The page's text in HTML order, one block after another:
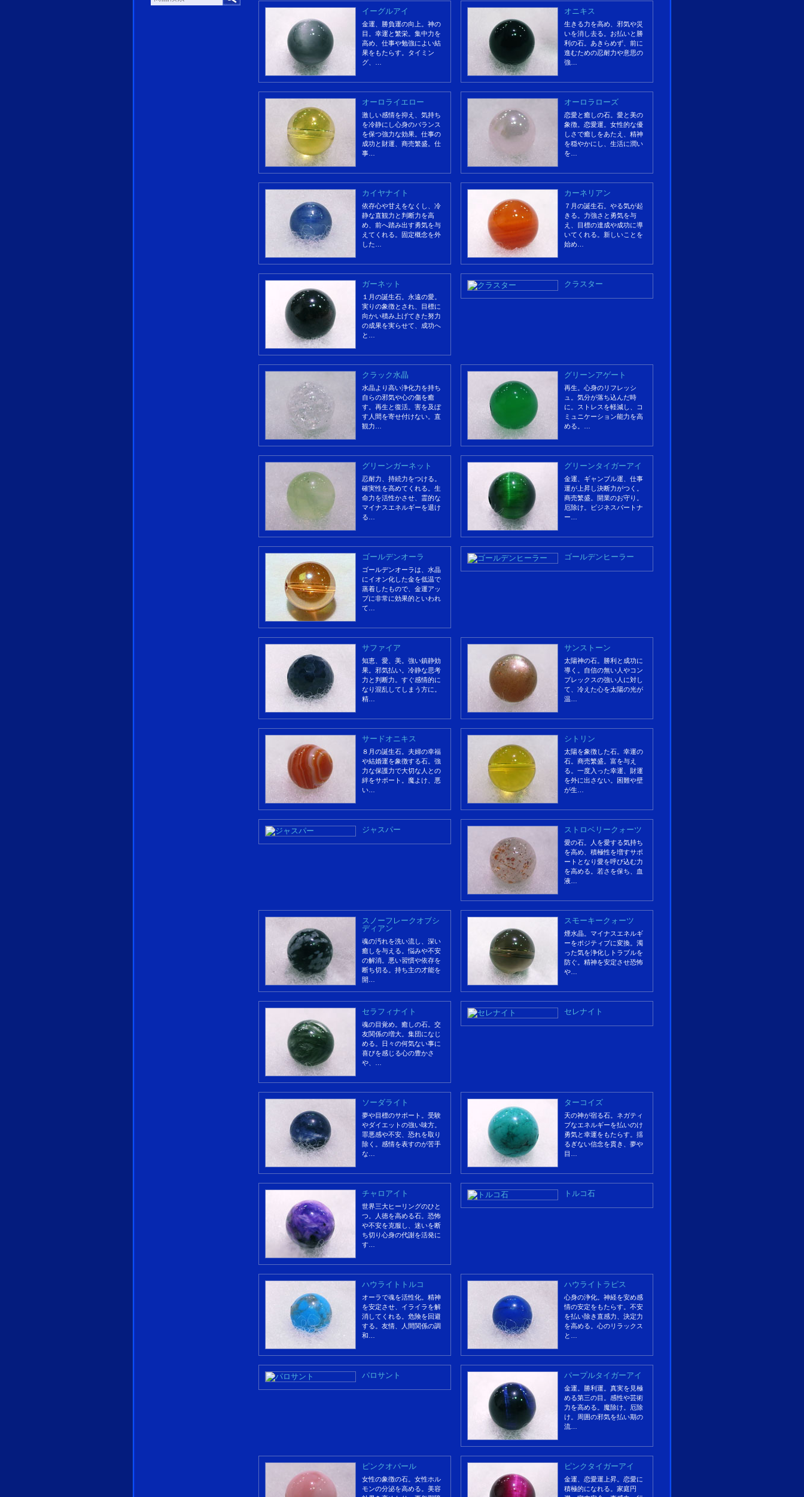
イーグルアイ
金運、勝負運の向上。神の
目。幸運と繁栄。集中力を
高め、仕事や勉強によい結
果をもたらす。タイミン
グ、…
オニキス
生きる力を高め、邪気や災
いを消し去る。お払いと勝
利の石。あきらめず、前に
進むための忍耐力や意思の
強…
オーロライエロー
激しい感情を抑え、気持ち
を冷静にし心身のバランス
を保つ強力な効果。仕事の
成功と財運、商売繁盛。仕
事…
オーロラローズ
恋愛と癒しの石。愛と美の
象徴。恋愛運。女性的な優
しさで癒しをあたえ、精神
を穏やかにし、生活に潤い
を…
カイヤナイト
依存心や甘えをなくし、冷
静な直観力と判断力を高
め、前へ踏み出す勇気を与
えてくれる。固定概念を外
した…
カーネリアン
７月の誕生石。やる気が起
きる。力強さと勇気を与
え、目標の達成や成功に導
いてくれる。新しいことを
始め…
ガーネット
１月の誕生石。永遠の愛。
実りの象徴とされ、目標に
向かい積み上げてきた努力
の成果を実らせて、成功へ
と…
クラスター
クラック水晶
水晶より高い浄化力を持ち
自らの邪気や心の傷を癒
す。再生と復活。害を及ぼ
す人間を寄せ付けない。直
観力…
グリーンアゲート
再生。心身のリフレッシ
ュ。気分が落ち込んだ時
に。ストレスを軽減し、コ
ミュニケーション能力を高
める。…
グリーンガーネット
忍耐力、持続力をつける。
確実性を高めてくれる。生
命力を活性かさせ、霊的な
マイナスエネルギーを退け
る…
グリーンタイガーアイ
金運、ギャンブル運、仕事
運が上昇し決断力がつく。
商売繁盛。開業のお守り。
厄除け。ビジネスパートナ
ー…
ゴールデンオーラ
ゴールデンオーラは、水晶
にイオン化した金を低温で
蒸着したもので、金運アッ
プに非常に効果的といわれ
て…
ゴールデンヒーラー
サファイア
知恵、愛、美。強い鎮静効
果。邪気払い。冷静な思考
力と判断力。すぐ感情的に
なり混乱してしまう方に。
精…
サンストーン
太陽神の石。勝利と成功に
導く。自信の無い人やコン
プレックスの強い人に対し
て、冷えた心を太陽の光が
温…
サードオニキス
８月の誕生石。夫婦の幸福
や結婚運を象徴する石。強
力な保護力で大切な人との
絆をサポート。魔よけ、悪
い…
シトリン
太陽を象徴した石。幸運の
石。商売繁盛。富を与え
る。一度入った幸運、財運
を外に出さない。困難や壁
が生…
ジャスパー ストロベリークォーツ
愛の石。人を愛する気持ち
を高め、積極性を増すサポ
ートとなり愛を呼び込む力
を高める。若さを保ち、血
液…
スノーフレークオブシ
ディアン
魂の汚れを洗い流し、深い
癒しを与える。悩みや不安
の解消。悪い習慣や依存を
断ち切る。持ち主の才能を
開…
スモーキークォーツ
煙水晶。マイナスエネルギ
ーをポジティブに変換。濁
った気を浄化しトラブルを
防ぐ。精神を安定させ恐怖
や…
セラフィナイト
魂の目覚め。癒しの石。交
友関係の増大。集団になじ
める。日々の何気ない事に
喜びを感じる心の豊かさ
や、…
セレナイト
ソーダライト
夢や目標のサポート。受験
やダイエットの強い味方。
罪悪感や不安、恐れを取り
除く。感情を表すのが苦手
な…
ターコイズ
天の神が宿る石。ネガティ
ブなエネルギーを払いのけ
勇気と幸運をもたらす。揺
るぎない信念を貫き、夢や
目…
チャロアイト
世界三大ヒーリングのひと
つ。人徳を高める石。恐怖
や不安を克服し、迷いを断
ち切り心身の代謝を活発に
す…
トルコ石
ハウライトトルコ
オーラで魂を活性化。精神
を安定させ、イライラを解
消してくれる。危険を回避
する。友情、人間関係の調
和…
ハウライトラピス
心身の浄化。神経を安め感
情の安定をもたらす。不安
を払い除き直感力、決定力
を高める。心のリラックス
と…
パロサント パープルタイガーアイ
金運。勝利運。真実を見極
める第三の目。感性や芸術
力を高める。魔除け。厄除
け。周囲の邪気を払い期の
流…
ピンクオパール
女性の象徴の石。女性ホル
モンの分泌を高める。美容
ピンクタイガーアイ
金運、恋愛運上昇。恋愛に
積極的になれる。家庭円